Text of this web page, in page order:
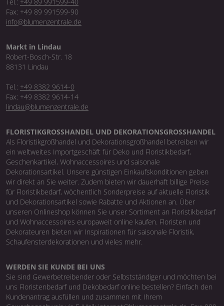
Fax: +49 89 991599-90
info@blumenzentrale.de
Markt in Lindau
Robert-Bosch-Str. 18
88131 Lindau
Tel.: +49 8382 9614-0
Fax: +49 8382 9614-14
lindau@blumenzentrale.de
FLORISTIKGROSSHANDEL UND DEKORATIONSGROSSHANDEL
Als Floristikgroßhandel und Dekorationsgroßhandel betreiben wir
ein weltweites Importgeschäft für Deko und Floristikbedarf,
Geschenkartikel, Wohnaccessoires und saisonale
Dekorationsartikel. Unsere günstigen Einkaufskonditionen geben
wir direkt an Sie weiter. Zudem bieten wir dauerhaft billige Preise
für Floristikbedarf, wöchentlich Sonderpreise auf aktuelle Floristik
und Dekorationsartikel sowie Rabatte und Aktionen an. Über
unseren Onlineshop können Sie unser Sortiment an Floristikbedarf
und Wohnaccessoires europaweit online kaufen. Floristen und
Dekorateuren bieten wir Inspirationen für saisonale Floristik,
Schaufensterdekorationen und vieles mehr.
WERDEN SIE KUNDE BEI UNS
Sie sind Gewerbetreibender oder Selbstständiger und möchten bei
uns Floristenbedarf und Dekobedarf online bestellen? Einfach den
Kundenantrag ausfüllen und zusammen mit Ihrem